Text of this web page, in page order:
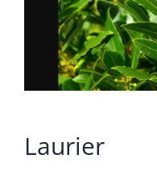
Laurier